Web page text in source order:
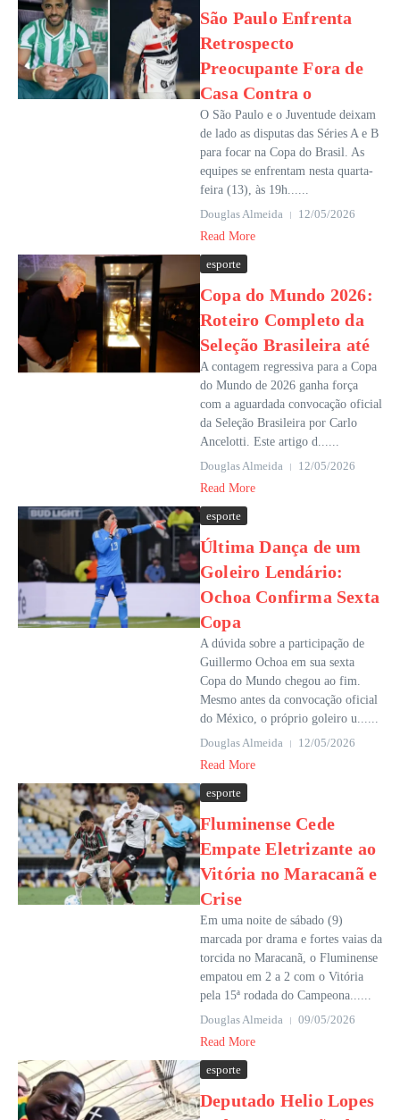
São Paulo Enfrenta
Retrospecto
Preocupante Fora de
Casa Contra o
O São Paulo e o Juventude deixam
de lado as disputas das Séries A e B
para focar na Copa do Brasil. As
equipes se enfrentam nesta quarta-
feira (13), às 19h......
Douglas Almeida
12/05/2026
Read More
esporte
Copa do Mundo 2026:
Roteiro Completo da
Seleção Brasileira até
A contagem regressiva para a Copa
do Mundo de 2026 ganha força
com a aguardada convocação oficial
da Seleção Brasileira por Carlo
Ancelotti. Este artigo d......
Douglas Almeida
12/05/2026
Read More
esporte
Última Dança de um
Goleiro Lendário:
Ochoa Confirma Sexta
Copa
A dúvida sobre a participação de
Guillermo Ochoa em sua sexta
Copa do Mundo chegou ao fim.
Mesmo antes da convocação oficial
do México, o próprio goleiro u......
Douglas Almeida
12/05/2026
Read More
esporte
Fluminense Cede
Empate Eletrizante ao
Vitória no Maracanã e
Crise
Em uma noite de sábado (9)
marcada por drama e fortes vaias da
torcida no Maracanã, o Fluminense
empatou em 2 a 2 com o Vitória
pela 15ª rodada do Campeona......
Douglas Almeida
09/05/2026
Read More
esporte
Deputado Helio Lopes